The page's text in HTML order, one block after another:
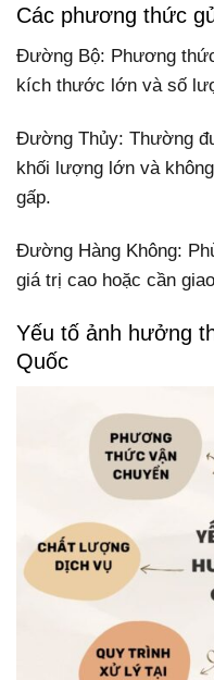
Các phương thức
Đường Bộ: Phương
kích thước lớn và số
Đường Thủy: Thường
khối lượng lớn và
gấp.
Đường Hàng Không:
giá trị cao hoặc cần
Yếu tố ảnh hưởng
Quốc